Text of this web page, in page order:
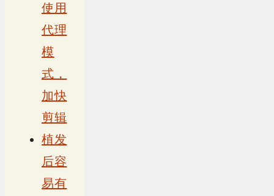
使用
代理
模
式，
加快
剪辑
植发
后容
易有